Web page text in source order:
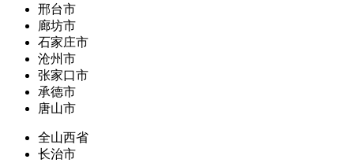
邢台市
廊坊市
石家庄市
沧州市
张家口市
承德市
唐山市
全山西省
长治市